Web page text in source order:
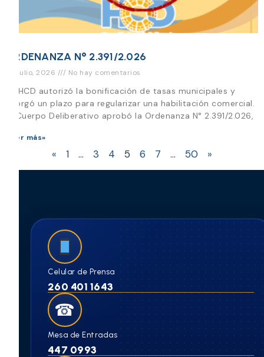
ORDENANZA N° 2.391/2.026
28 julio, 2026 No hay comentarios
EL HCD autorizó la bonificación de tasas municipales y
otorgó un plazo para regularizar una habilitación comercial.
El Cuerpo Deliberativo aprobó la Ordenanza N° 2.391/2.026,
Leer más»
« 1 … 3 4 5 6 7 … 50 »
Celular de Prensa
260 401 1643
☎
Mesa de Entradas
447 0993